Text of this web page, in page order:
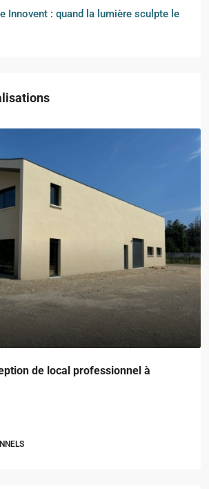
Innovent : quand la lumière sculpte le
de local professionnel à